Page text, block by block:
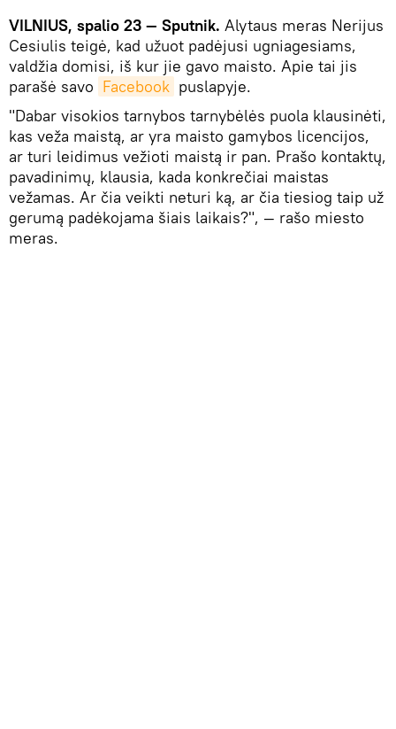
VILNIUS, spalio 23 — Sputnik. Alytaus meras Nerijus
Cesiulis teigė, kad užuot padėjusi ugniagesiams,
valdžia domisi, iš kur jie gavo maisto. Apie tai jis
parašė savo Facebook puslapyje.
"Dabar visokios tarnybos tarnybėlės puola klausinėti,
kas veža maistą, ar yra maisto gamybos licencijos,
ar turi leidimus vežioti maistą ir pan. Prašo kontaktų,
pavadinimų, klausia, kada konkrečiai maistas
vežamas. Ar čia veikti neturi ką, ar čia tiesiog taip už
gerumą padėkojama šiais laikais?", — rašo miesto
meras.